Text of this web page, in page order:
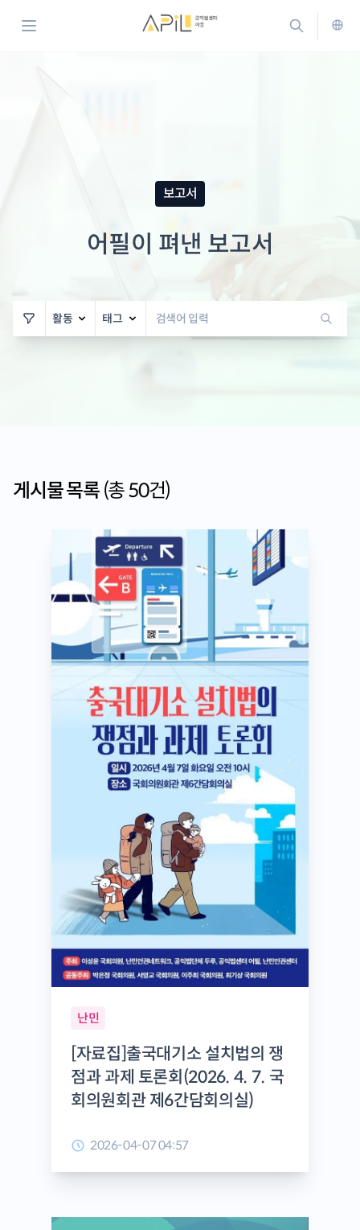
메뉴 열기 검색하기
보고서
어필이 펴낸 보고서
필터 활동 태그
게시물 검색
검색
게시물 목록 (총50건)
난민
[자료집]출국대기소 설치법의 쟁
점과 과제 토론회(2026. 4. 7. 국
회의원회관 제6간담회의실)
2026-04-07 04:57